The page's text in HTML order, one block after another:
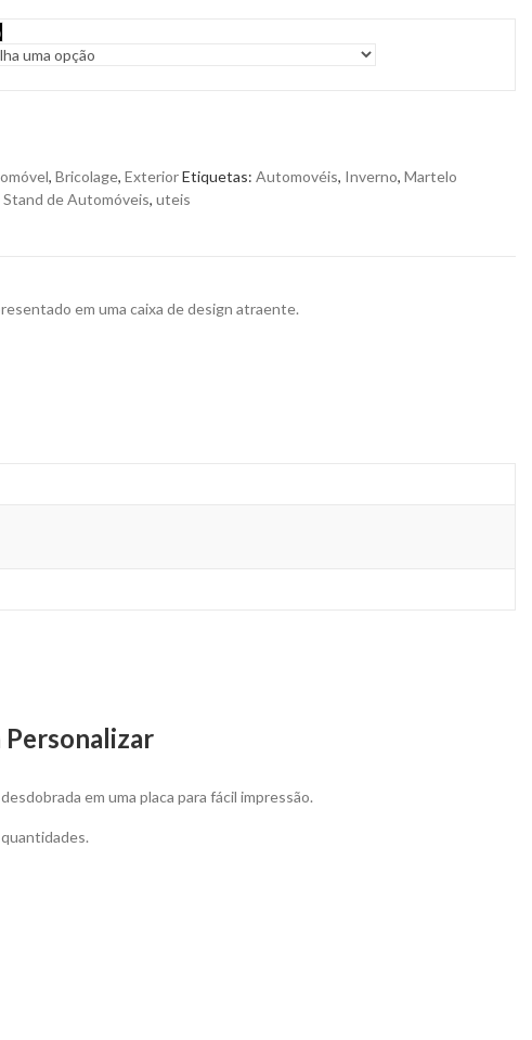
, Bricolage, ExteriorEtiquetas: Automovéis, Inverno, Martelo
Stand de Automóveis, uteis
em uma caixa de design atraente.
Personalizar
em uma placa para fácil impressão.